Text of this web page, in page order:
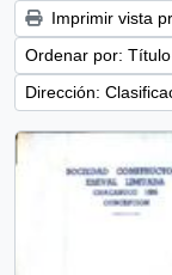
Imprimir vista
Ordenar por: Título
Dirección: